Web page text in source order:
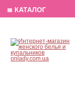
≣ КАТАЛОГ